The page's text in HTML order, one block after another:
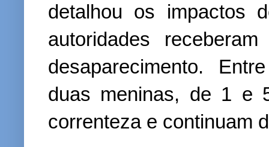
detalhou os impactos
autoridades
desaparecimento.
duas meninas, de 1 e
correnteza e continuam